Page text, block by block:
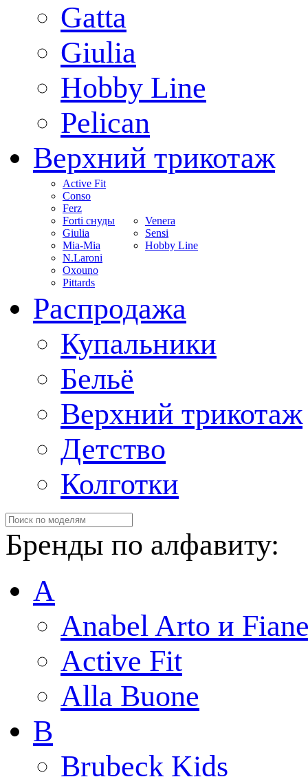
Gatta
Giulia
Hobby Line
Pelican
Верхний трикотаж
Active Fit
Conso
Ferz
Forti снуды
Giulia
Mia-Mia
N.Laroni
Oxouno
Pittards
Venera
Sensi
Hobby Line
Распродажа
Купальники
Бельё
Верхний трикотаж
Детство
Колготки
Бренды по алфавиту:
A
Anabel Arto и
Active Fit
Alla Buone
B
Brubeck Kids